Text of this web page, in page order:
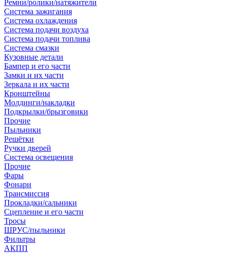
Ремни/ролики/натяжители
Система зажигания
Система охлаждения
Система подачи воздуха
Система подачи топлива
Система смазки
Кузовные детали
Бампер и его части
Замки и их части
Зеркала и их части
Кронштейны
Молдинги/накладки
Подкрылки/брызговики
Прочие
Пыльники
Решётки
Ручки дверей
Система освещения
Прочие
Фары
Фонари
Трансмиссия
Прокладки/сальники
Сцепление и его части
Тросы
ШРУС/пыльники
Фильтры
АКПП